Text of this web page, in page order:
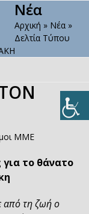
Νέα
Αρχική » Νέα»
Δελτία Τύπου
ΜΜΕ
το θάνατο
από τη ζωή ο